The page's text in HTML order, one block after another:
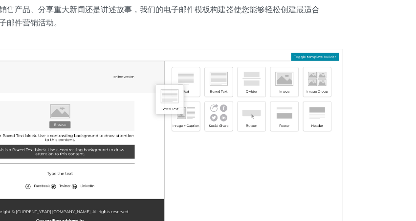
售产品、分享重大新闻还是讲述故事，我们的电子邮件模板构建器使您能够轻松创建最适合
邮件营销活动。